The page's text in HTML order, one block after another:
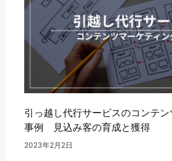
引っ越し代行サービスのコンテ
事例 見込み客の育成と獲得
2023年2月2日